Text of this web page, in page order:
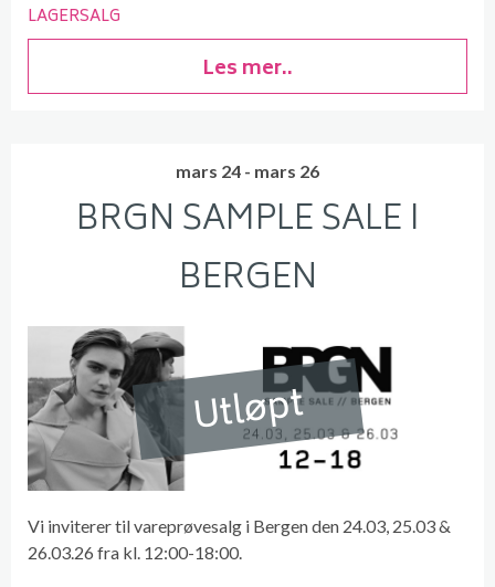
LAGERSALG
Les mer..
mars 24 - mars 26
BRGN SAMPLE SALE I
BERGEN
Utløpt
Vi inviterer til vareprøvesalg i Bergen den 24.03, 25.03 &
26.03.26 fra kl. 12:00-18:00.